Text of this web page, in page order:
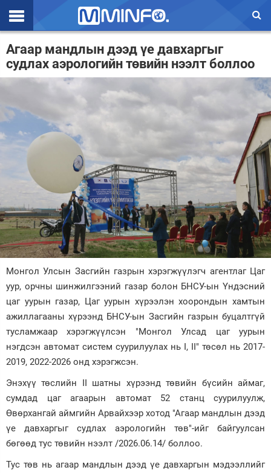
Эхлэл
Цаг агаар
Улс төр
Эдийн засаг
Үзэл бодол
Нийгэм
Дэлхий
Зурхай
Агаар мандлын дээд үе давхаргыг
судлах аэрологийн төвийн нээлт боллоо
Монгол Улсын Засгийн газрын хэрэгжүүлэгч агентлаг Цаг
уур, орчны шинжилгээний газар болон БНСУ-ын Үндэсний
цаг уурын газар, Цаг уурын хүрээлэн хоорондын хамтын
ажиллагааны хүрээнд БНСУ-ын Засгийн газрын буцалтгүй
тусламжаар хэрэгжүүлсэн "Монгол Улсад цаг уурын
нэгдсэн автомат систем суурилуулах нь I, II" төсөл нь 2017-
2019, 2022-2026 онд хэрэгжсэн.
Энэхүү төслийн II шатны хүрээнд төвийн бүсийн аймаг,
сумдад цаг агаарын автомат 52 станц суурилуулж,
Өвөрхангай аймгийн Арвайхээр хотод "Агаар мандлын дээд
үе давхаргыг судлах аэрологийн төв"-ийг байгуулсан
бөгөөд тус төвийн нээлт /2026.06.14/ боллоо.
Тус төв нь агаар мандлын дээд үе давхаргын мэдээллийг